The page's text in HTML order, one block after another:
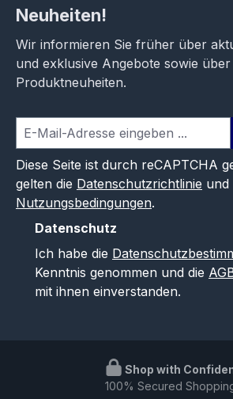
Neuheiten!
Wir informieren Sie früher über
und exklusive Angebote sowie
Produktneuheiten.
Diese Seite ist durch reCAPTCHA
gelten die Datenschutzrichtlinie und
Nutzungsbedingungen.
Datenschutz
Ich habe die
Kenntnis genommen und die
mit ihnen einverstanden.
Shop with
100% Secured